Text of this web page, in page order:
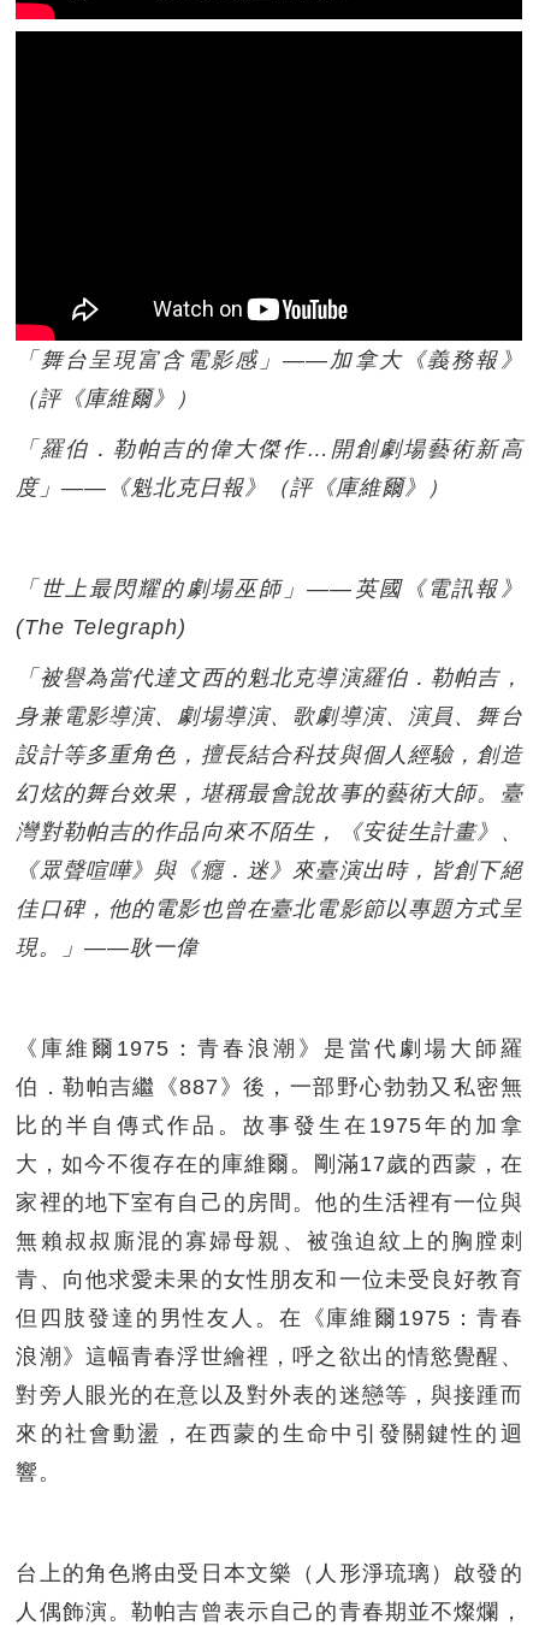
「舞台呈現富含電影感」——加拿大《義務報》
（評《庫維爾》）
「羅伯．勒帕吉的偉大傑作…開創劇場藝術新高
度」——《魁北克日報》（評《庫維爾》）
「世上最閃耀的劇場巫師」——英國《電訊報》
(The Telegraph)
「被譽為當代達文西的魁北克導演羅伯．勒帕吉，
身兼電影導演、劇場導演、歌劇導演、演員、舞台
設計等多重角色，擅長結合科技與個人經驗，創造
幻炫的舞台效果，堪稱最會說故事的藝術大師。臺
灣對勒帕吉的作品向來不陌生，《安徒生計畫》、
《眾聲喧嘩》與《癮．迷》來臺演出時，皆創下絕
佳口碑，他的電影也曾在臺北電影節以專題方式呈
現。」——耿一偉
《庫維爾1975：青春浪潮》是當代劇場大師羅
伯．勒帕吉繼《887》後，一部野心勃勃又私密無
比的半自傳式作品。故事發生在1975年的加拿
大，如今不復存在的庫維爾。剛滿17歲的西蒙，在
家裡的地下室有自己的房間。他的生活裡有一位與
無賴叔叔廝混的寡婦母親、被強迫紋上的胸膛刺
青、向他求愛未果的女性朋友和一位未受良好教育
但四肢發達的男性友人。在《庫維爾1975：青春
浪潮》這幅青春浮世繪裡，呼之欲出的情慾覺醒、
對旁人眼光的在意以及對外表的迷戀等，與接踵而
來的社會動盪，在西蒙的生命中引發關鍵性的迴
響。
台上的角色將由受日本文樂（人形淨琉璃）啟發的
人偶飾演。勒帕吉曾表示自己的青春期並不燦爛，